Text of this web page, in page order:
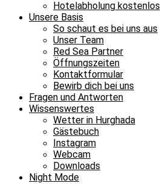
Hotelabholung kostenlos
Unsere Basis
So schaut es bei uns aus
Unser Team
Red Sea Partner
Öffnungszeiten
Kontaktformular
Bewirb dich bei uns
Fragen und Antworten
Wissenswertes
Wetter in Hurghada
Gästebuch
Instagram
Webcam
Downloads
Night Mode